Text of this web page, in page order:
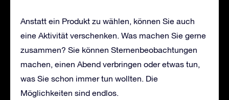
Anstatt ein Produkt zu wählen, können Sie auch
eine Aktivität verschenken. Was machen Sie gerne
zusammen? Sie können Sternenbeobachtungen
machen, einen Abend verbringen oder etwas tun,
was Sie schon immer tun wollten. Die
Möglichkeiten sind endlos.